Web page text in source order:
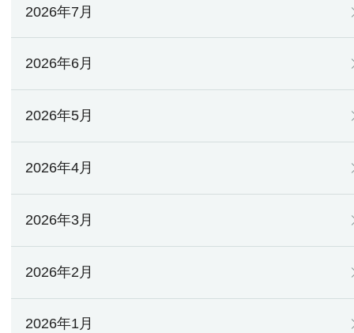
2026年7月
2026年6月
2026年5月
2026年4月
2026年3月
2026年2月
2026年1月